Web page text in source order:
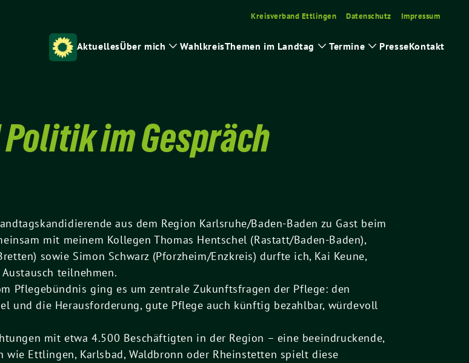
Kreisverband Ettlingen Datenschutz Impressum
AktuellesÜber mich
Zeige
WahlkreisThemen im Landtag
Zeige
Termine Zeige
PresseKontakt
im Gespräch
aus dem Region Karlsruhe/Baden-Baden zu Gast beim
mit meinem Kollegen Thomas Hentschel (Rastatt/Baden-Baden),
sowie Simon Schwarz (Pforzheim/Enzkreis) durfte ich, Kai Keune,
teilnehmen.
Pflegebündnis ging es um zentrale Zukunftsfragen der Pflege: den
und die Herausforderung, gute Pflege auch künftig bezahlbar, würdevoll
mit etwa 4.500 Beschäftigten in der Region – eine beeindruckende,
Ettlingen, Karlsbad, Waldbronn oder Rheinstetten spielt diese